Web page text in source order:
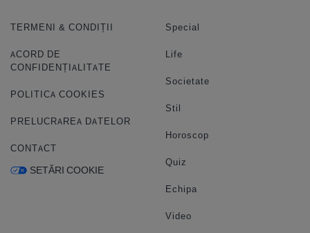
TERMENI & CONDIȚII
ACORD DE
CONFIDENȚIALITATE
POLITICA COOKIES
PRELUCRAREA DATELOR
CONTACT
SETĂRI COOKIE
Special
Life
Societate
Stil
Horoscop
Quiz
Echipa
Video